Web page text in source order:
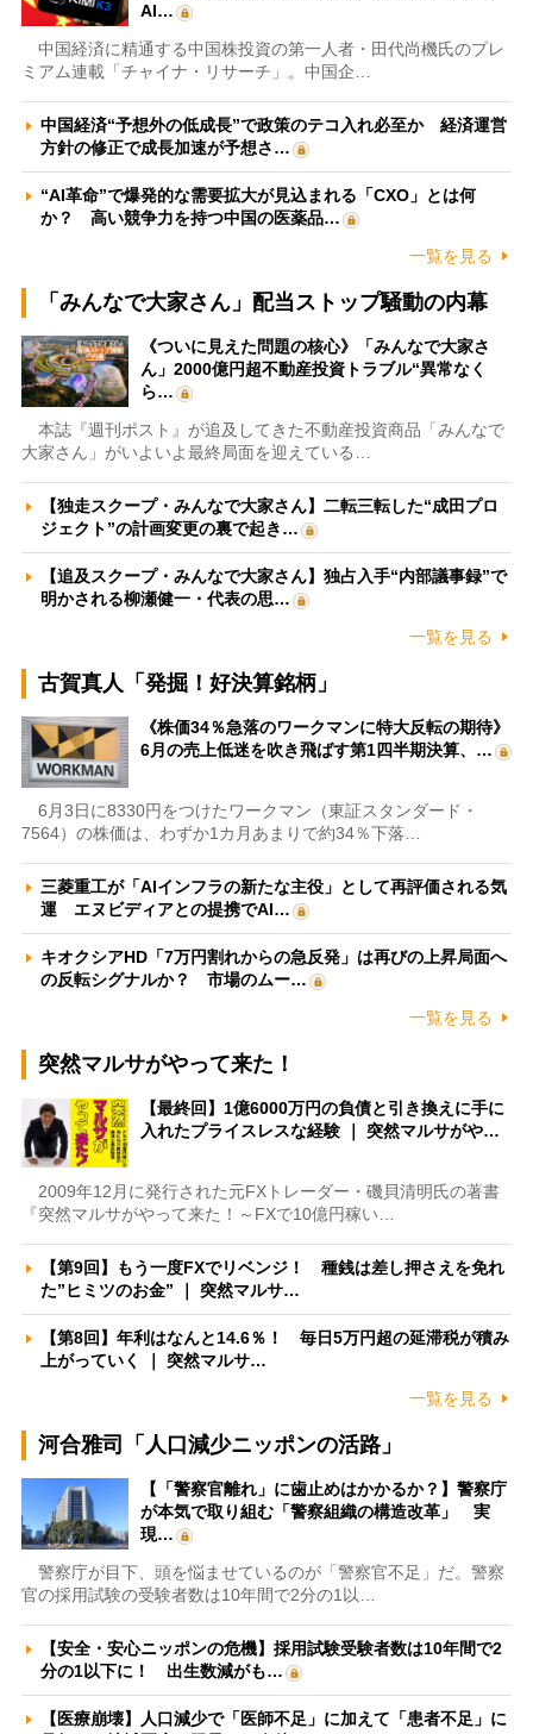
AI…
中国経済に精通する中国株投資の第一人者・田代尚機氏のプレ
ミアム連載「チャイナ・リサーチ」。中国企…
中国経済“予想外の低成長”で政策のテコ入れ必至か 経済運営
方針の修正で成長加速が予想さ…
“AI革命”で爆発的な需要拡大が見込まれる「CXO」とは何
か？ 高い競争力を持つ中国の医薬品…
一覧を見る
「みんなで大家さん」配当ストップ騒動の内幕
《ついに見えた問題の核心》「みんなで大家さ
ん」2000億円超不動産投資トラブル“異常なく
ら…
本誌『週刊ポスト』が追及してきた不動産投資商品「みんなで
大家さん」がいよいよ最終局面を迎えている…
【独走スクープ・みんなで大家さん】二転三転した“成田プロ
ジェクト”の計画変更の裏で起き…
【追及スクープ・みんなで大家さん】独占入手“内部議事録”で
明かされる柳瀬健一・代表の思…
一覧を見る
古賀真人「発掘！好決算銘柄」
《株価34％急落のワークマンに特大反転の期待》
6月の売上低迷を吹き飛ばす第1四半期決算、…
6月3日に8330円をつけたワークマン（東証スタンダード・
7564）の株価は、わずか1カ月あまりで約34％下落…
三菱重工が「AIインフラの新たな主役」として再評価される気
運 エヌビディアとの提携でAI…
キオクシアHD「7万円割れからの急反発」は再びの上昇局面へ
の反転シグナルか？ 市場のムー…
一覧を見る
突然マルサがやって来た！
【最終回】1億6000万円の負債と引き換えに手に
入れたプライスレスな経験 ｜ 突然マルサがや…
2009年12月に発行された元FXトレーダー・磯貝清明氏の著書
『突然マルサがやって来た！～FXで10億円稼い…
【第9回】もう一度FXでリベンジ！ 種銭は差し押さえを免れ
た”ヒミツのお金” ｜ 突然マルサ…
【第8回】年利はなんと14.6％！ 毎日5万円超の延滞税が積み
上がっていく ｜ 突然マルサ…
一覧を見る
河合雅司「人口減少ニッポンの活路」
【「警察官離れ」に歯止めはかかるか？】警察庁
が本気で取り組む「警察組織の構造改革」 実
現…
警察庁が目下、頭を悩ませているのが「警察官不足」だ。警察
官の採用試験の受験者数は10年間で2分の1以…
【安全・安心ニッポンの危機】採用試験受験者数は10年間で2
分の1以下に！ 出生数減がも…
【医療崩壊】人口減少で「医師不足」に加えて「患者不足」に